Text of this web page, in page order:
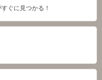
ぐに見つかる！